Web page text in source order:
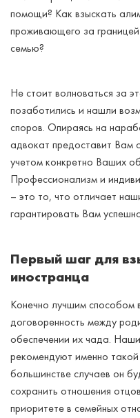
помощи? Как взыскать
проживающего за
семью?
Не стоит волноваться за
позаботились и нашли
споров. Опираясь на
адвокат предоставит Вам
учетом конкретно Ваших
Профессионализм и
– это то, что отличает
гарантировать Вам
Первый шаг для
иностранца
Конечно лучшим способом
договоренность между
обеспечении их чада.
рекомендуют именно
большинстве случаев он
сохранить отношения
приоритете в семейных